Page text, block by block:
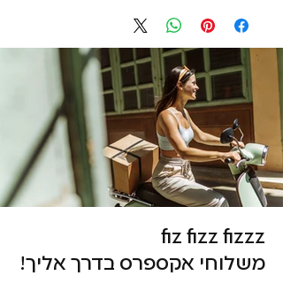
fiz fizz fizzz
משלוחי אקספרס בדרך אליך!